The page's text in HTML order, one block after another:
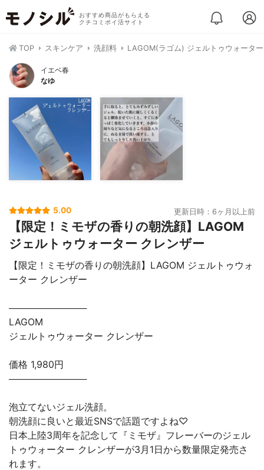
おすすめ商品がもらえる
クチコミポイ活サイト
TOP スキンケア 洗顔料 LAGOM(ラゴム) ジェルトゥウォータ
イエベ春
なゆ
5.00 更新日時：6ヶ月以上前
【限定！ミモザの香りの朝洗顔】LAGOM
ジェルトゥウォーター クレンザー
【限定！ミモザの香りの朝洗顔】LAGOM ジェルトゥウォ
ーター クレンザー
────────────
LAGOM
ジェルトゥウォーター クレンザー
価格 1,980円
────────────
泡立てないジェル洗顔。
朝洗顔に良いと最近SNSで話題ですよね♡
日本上陸3周年を記念して『ミモザ』フレーバーのジェル
トゥウォーター クレンザーが3月1日から数量限定発売さ
れます。